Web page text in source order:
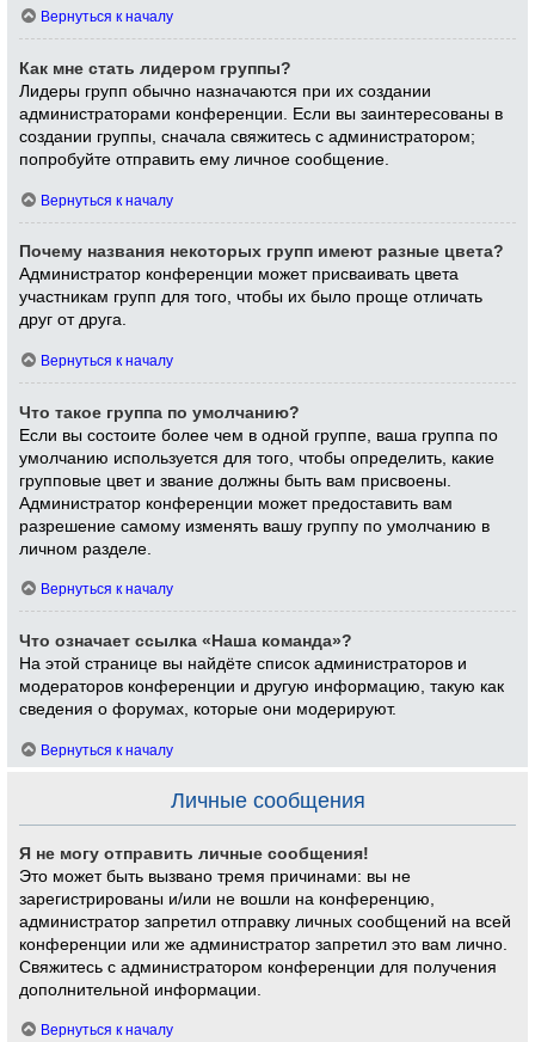
Вернуться к началу
Как мне стать лидером группы?
Лидеры групп обычно назначаются при их создании
администраторами конференции. Если вы заинтересованы в
создании группы, сначала свяжитесь с администратором;
попробуйте отправить ему личное сообщение.
Вернуться к началу
Почему названия некоторых групп имеют разные цвета?
Администратор конференции может присваивать цвета
участникам групп для того, чтобы их было проще отличать
друг от друга.
Вернуться к началу
Что такое группа по умолчанию?
Если вы состоите более чем в одной группе, ваша группа по
умолчанию используется для того, чтобы определить, какие
групповые цвет и звание должны быть вам присвоены.
Администратор конференции может предоставить вам
разрешение самому изменять вашу группу по умолчанию в
личном разделе.
Вернуться к началу
Что означает ссылка «Наша команда»?
На этой странице вы найдёте список администраторов и
модераторов конференции и другую информацию, такую как
сведения о форумах, которые они модерируют.
Вернуться к началу
Личные сообщения
Я не могу отправить личные сообщения!
Это может быть вызвано тремя причинами: вы не
зарегистрированы и/или не вошли на конференцию,
администратор запретил отправку личных сообщений на всей
конференции или же администратор запретил это вам лично.
Свяжитесь с администратором конференции для получения
дополнительной информации.
Вернуться к началу